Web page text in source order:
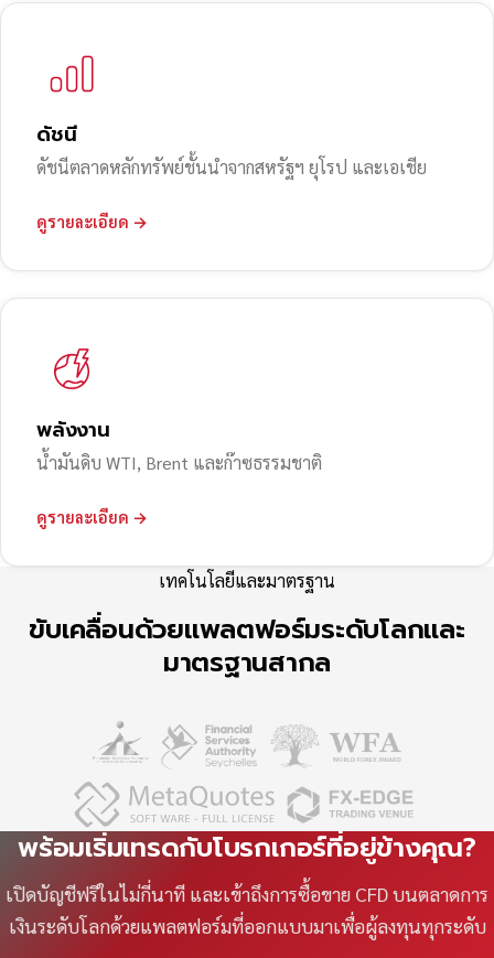
ดัชนี
ดัชนีตลาดหลักทรัพย์ชั้นนำจากสหรัฐฯ ยุโรป และเอเชีย
ดูรายละเอียด →
พลังงาน
น้ำมันดิบ WTI, Brent และก๊าซธรรมชาติ
ดูรายละเอียด →
เทคโนโลยีและมาตรฐาน
ขับเคลื่อนด้วยแพลตฟอร์มระดับโลกและ
มาตรฐานสากล
พร้อมเริ่มเทรดกับโบรกเกอร์ที่อยู่ข้างคุณ?
เปิดบัญชีฟรีในไม่กี่นาที และเข้าถึงการซื้อขาย CFD บนตลาดการ
เงินระดับโลกด้วยแพลตฟอร์มที่ออกแบบมาเพื่อผู้ลงทุนทุกระดับ